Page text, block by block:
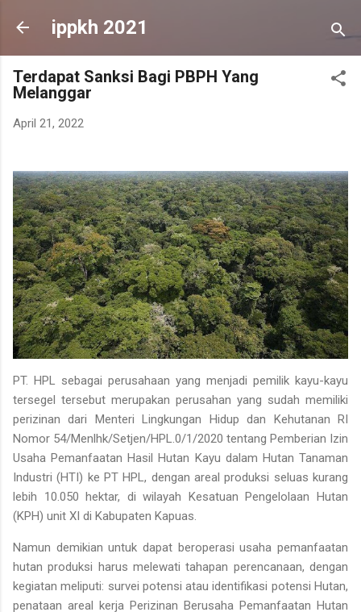
Skip to main content
ippkh 2021
Terdapat Sanksi Bagi PBPH Yang
Melanggar
April 21, 2022
PT. HPL sebagai perusahaan yang menjadi pemilik kayu-kayu
tersegel tersebut merupakan perusahan yang sudah memiliki
perizinan dari Menteri Lingkungan Hidup dan Kehutanan RI
Nomor 54/Menlhk/Setjen/HPL.0/1/2020 tentang Pemberian Izin
Usaha Pemanfaatan Hasil Hutan Kayu dalam Hutan Tanaman
Industri (HTI) ke PT HPL, dengan areal produksi seluas kurang
lebih 10.050 hektar, di wilayah Kesatuan Pengelolaan Hutan
(KPH) unit XI di Kabupaten Kapuas.
Namun demikian untuk dapat beroperasi usaha pemanfaatan
hutan produksi harus melewati tahapan perencanaan, dengan
kegiatan meliputi: survei potensi atau identifikasi potensi Hutan,
penataan areal kerja Perizinan Berusaha Pemanfaatan Hutan